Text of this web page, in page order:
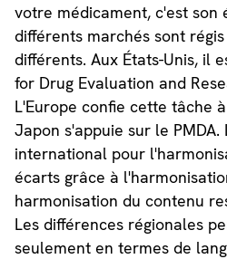
votre médicament, c'est son
différents marchés sont
différents. Aux États-Unis, il
for Drug Evaluation and
L'Europe confie cette tâche
Japon s'appuie sur le PMDA.
international pour
écarts grâce à
harmonisation du contenu
Les différences régionales
seulement en termes de